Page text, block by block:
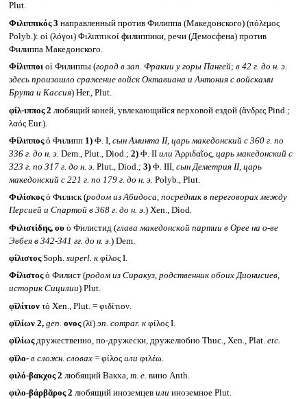
Plut.
Φιλιππικός 3 направленный против Филиппа (Македонского) (πόλεμος
Polyb.): οἱ (λόγοι) Φιλιππικοί филиппики, речи (Демосфена) против
Филиппа Македонского.
Φίλιπποι οἱ Филиппы (город в зап. Фракии у горы Пангей; в 42 г. до н. э.
здесь произошло сражение войск Октавиана и Антония с войсками
Брута и Кассия) Her., Plut.
φίλ-ιππος 2 любящий коней, увлекающийся верховой ездой (ἄνδρες Pind.;
λαός Eur.).
Φίλιπποςὁ Филипп 1)Φ. I, сын Аминта II, царь македонский с 360 г. по
336 г. до н. э. Dem., Plut., Diod.; 2)Φ. II или Ἀρριδαῖος, царь македонский с
323 г. по 317 г. до н. э. Plut., Diod.; 3)Φ. III, сын Деметрия II, царь
македонский с 221 г. по 179 г. до н. э. Polyb., Plut.
Φιλίσκοςὁ Филиск (родом из Абидоса, посредник в переговорах между
Персией и Спартой в 368 г. до н. э.) Xen., Diod.
Φιλιστίδης, ουὁ Филистид (глава македонской партии в Орее на о-ве
Эвбея в 342-341 гг. до н. э. ) Dem.
φίλιστοςSoph. superl. кφίλος I.
Φίλιστοςὁ Филист (родом из Сиракуз, родственник обоих Дионисиев,
историк Сицилии) Plut.
φῐλίτιον τό Xen., Plut. = φιδίτιον.
φῐλίων 2, gen. ονος(λῑ) эп. compar. кφίλος I.
φῐλίωςдружественно, по-дружески, дружелюбно Thuc., Xen., Plat. etc.
φῐλο- в сложн. словах= φίλος или φιλέω.
φιλό-βακχος 2 любящий Вакха, т. е. вино Anth.
φιλο-βάρβᾰρος 2 любящий иноземцев или иноземное Plut.